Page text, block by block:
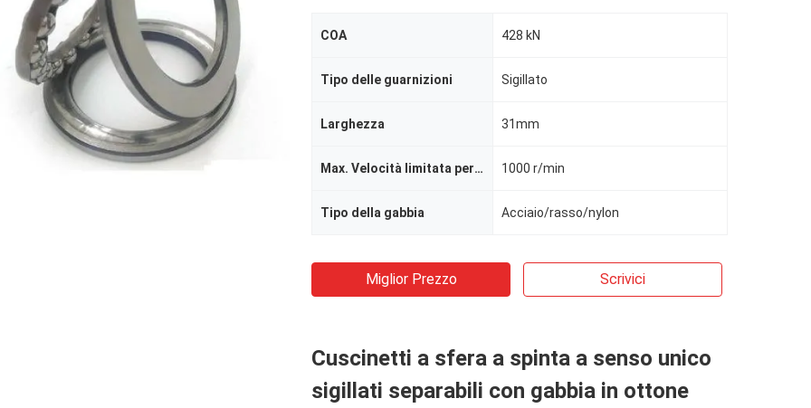
COA 428 kN
Tipo delle guarnizioni Sigillato
Larghezza 31mm
Max. Velocità limitata per la lubrificazione a grasso 1000 r/min
Tipo della gabbia Acciaio/rasso/nylon
Miglior Prezzo Scrivici
Cuscinetti a sfera a spinta a senso unico
sigillati separabili con gabbia in ottone